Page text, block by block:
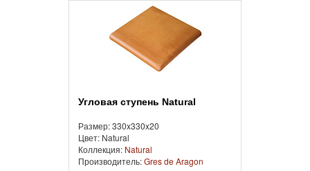
Угловая ступень Natural
Размер: 330x330x20
Цвет: Natural
Коллекция: Natural
Производитель:Gres de Aragon